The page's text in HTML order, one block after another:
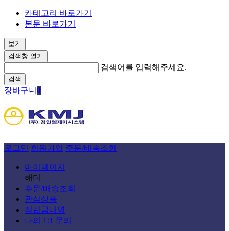
카테고리 바로가기
본문 바로가기
보기
검색창 열기
검색어를 입력해주세요.
검색
장바구니 0
로그인 회원가입 주문/배송조회
마이페이지
해더
주문/배송조회
관심상품
적립금내역
나의 1:1 문의